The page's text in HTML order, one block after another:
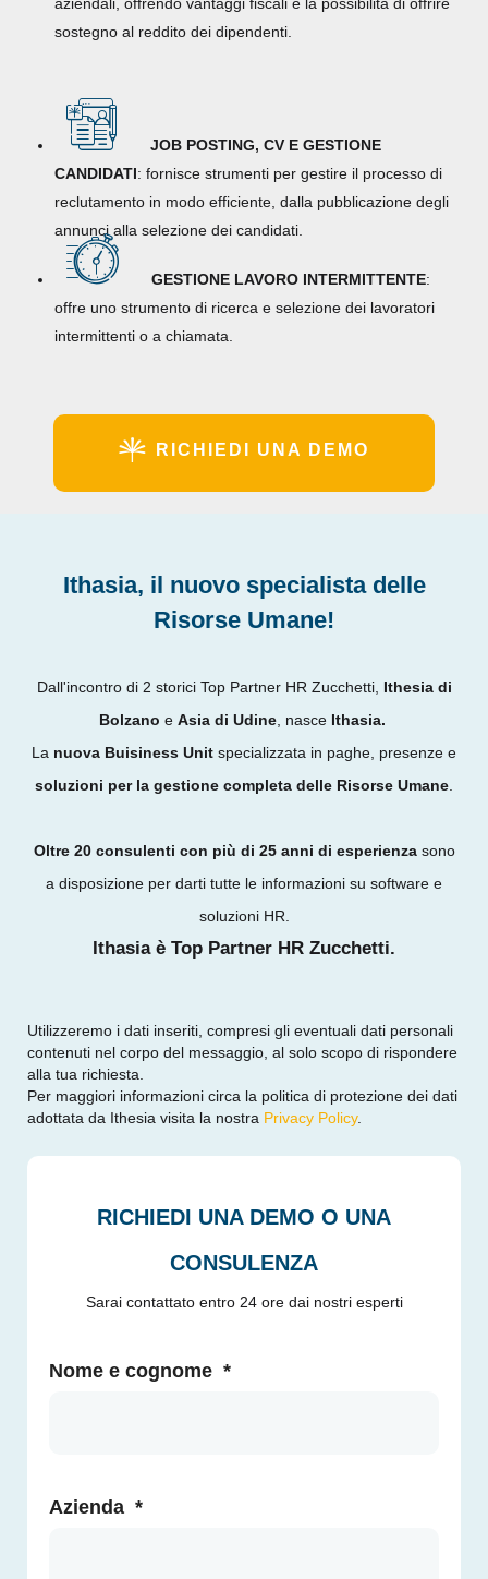
aziendali, offrendo vantaggi fiscali e la possibilità di offrire
sostegno al reddito dei dipendenti.
JOB POSTING, CV E GESTIONE
CANDIDATI: fornisce strumenti per gestire il processo di
reclutamento in modo efficiente, dalla pubblicazione degli
annunci alla selezione dei candidati.
GESTIONE LAVORO INTERMITTENTE:
offre uno strumento di ricerca e selezione dei lavoratori
intermittenti o a chiamata.
RICHIEDI UNA DEMO
Ithasia, il nuovo specialista delle
Risorse Umane!
Dall'incontro di 2 storici Top Partner HR Zucchetti, Ithesia di
Bolzano e Asia di Udine, nasceIthasia.
La nuova Buisiness Unit specializzata in paghe, presenze e
soluzioni per la gestione completa delle Risorse Umane.
Oltre 20 consulenti con più di 25 anni di esperienzasono
a disposizione per darti tutte le informazioni su software e
soluzioni HR.
Ithasia è Top Partner HR Zucchetti.
Utilizzeremo i dati inseriti, compresi gli eventuali dati personali
contenuti nel corpo del messaggio, al solo scopo di rispondere
alla tua richiesta.
Per maggiori informazioni circa la politica di protezione dei dati
adottata da Ithesia visita la nostra Privacy Policy.
RICHIEDI UNA DEMO O UNA
CONSULENZA
Sarai contattato entro 24 ore dai nostri esperti
Nome e cognome *
Azienda *